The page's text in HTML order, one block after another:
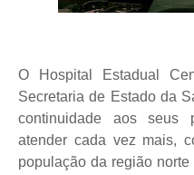
O Hospital Estadual
Secretaria de Estado da
continuidade aos seus
atender cada vez mais,
população da região norte